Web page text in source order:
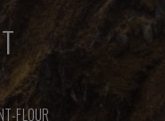
FLOUR